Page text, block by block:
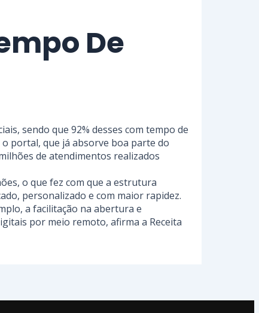
De
sendo que 92% desses com tempo de
portal, que já absorve boa parte do
de atendimentos realizados
o que fez com que a estrutura
personalizado e com maior rapidez.
a facilitação na abertura e
por meio remoto, afirma a Receita